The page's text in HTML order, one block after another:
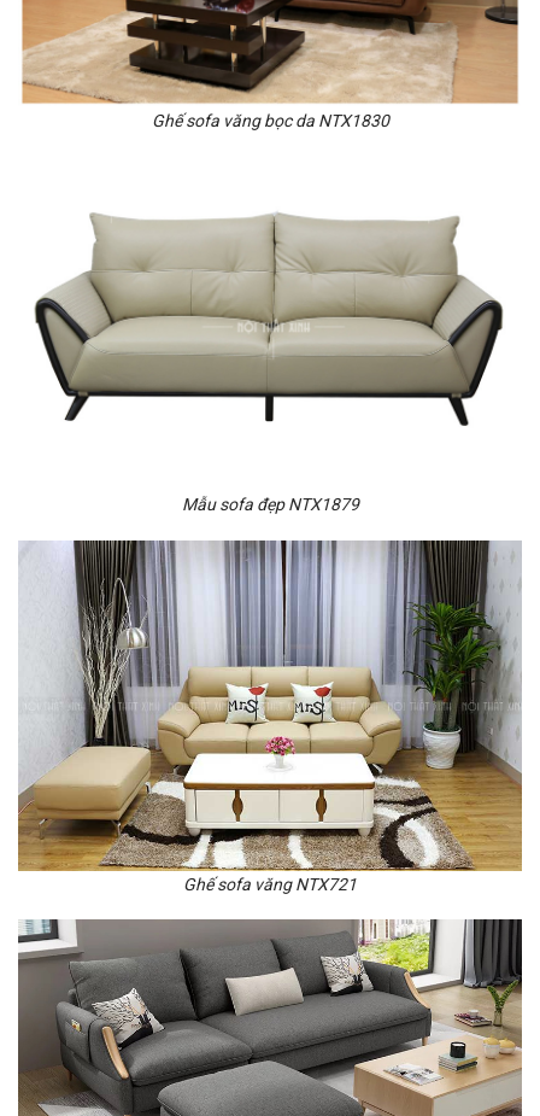
Ghế sofa văng bọc da NTX1830
Mẫu sofa đẹp NTX1879
Ghế sofa văng NTX721